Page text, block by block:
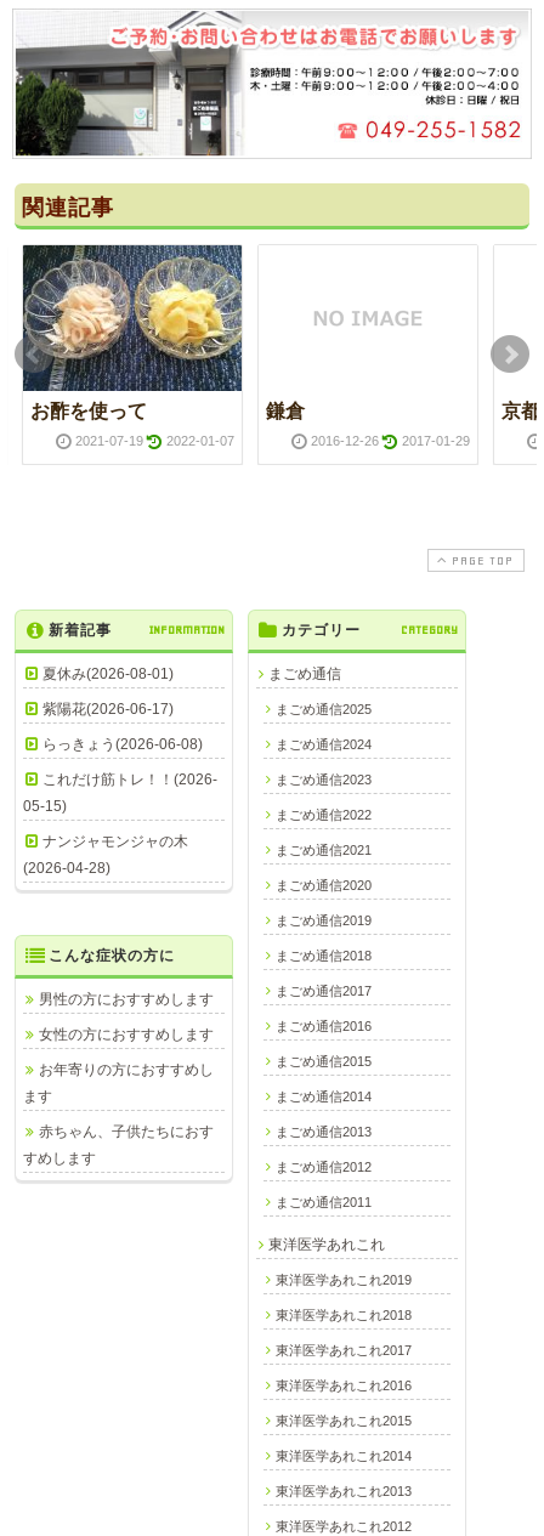
関連記事
お酢を使って
2021-07-19 2022-01-07
鎌倉
2016-12-26 2017-01-29
京
PAGE TOP
新着記事 INFORMATION
夏休み(2026-08-01)
紫陽花(2026-06-17)
らっきょう(2026-06-08)
これだけ筋トレ！！(2026-
05-15)
ナンジャモンジャの木
(2026-04-28)
カテゴリー CATEGORY
まごめ通信
まごめ通信2025
まごめ通信2024
まごめ通信2023
まごめ通信2022
まごめ通信2021
まごめ通信2020
まごめ通信2019
まごめ通信2018
まごめ通信2017
まごめ通信2016
まごめ通信2015
まごめ通信2014
まごめ通信2013
まごめ通信2012
まごめ通信2011
東洋医学あれこれ
東洋医学あれこれ2019
東洋医学あれこれ2018
東洋医学あれこれ2017
東洋医学あれこれ2016
東洋医学あれこれ2015
東洋医学あれこれ2014
東洋医学あれこれ2013
東洋医学あれこれ2012
こんな症状の方に
男性の方におすすめします
女性の方におすすめします
お年寄りの方におすすめし
ます
赤ちゃん、子供たちにおす
すめします